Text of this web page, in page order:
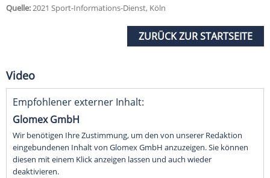
Quelle:2021 Sport-Informations-Dienst, Köln
ZURÜCK ZUR STARTSEITE
Video
Empfohlener externer Inhalt:
Glomex GmbH
Wir benötigen Ihre Zustimmung, um den von unserer Redaktion
eingebundenen Inhalt von Glomex GmbH anzuzeigen. Sie können
diesen mit einem Klick anzeigen lassen und auch wieder
deaktivieren.